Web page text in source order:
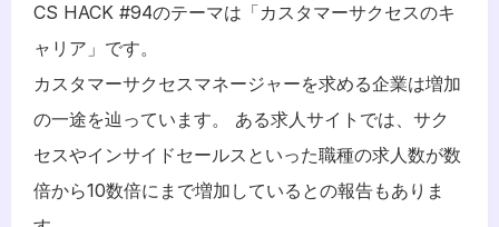
CS HACK #94のテーマは「カスタマーサクセスのキ
ャリア」です。
カスタマーサクセスマネージャーを求める企業は増加
の一途を辿っています。 ある求人サイトでは、サク
セスやインサイドセールスといった職種の求人数が数
倍から10数倍にまで増加しているとの報告もありま